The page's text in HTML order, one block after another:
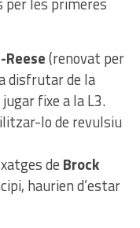
Reese(renovat per
disfrutar de la
fixe a la L3.
lo de revulsiu
de Brock
haurien d’estar